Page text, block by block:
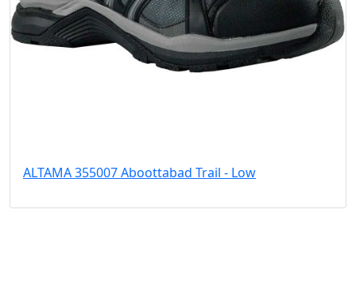
ALTAMA 355007 Aboottabad Trail - Low